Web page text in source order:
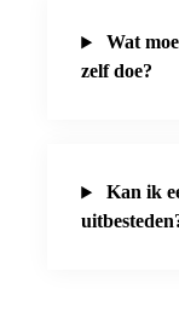
Wat
zelf doe?
Kan ik